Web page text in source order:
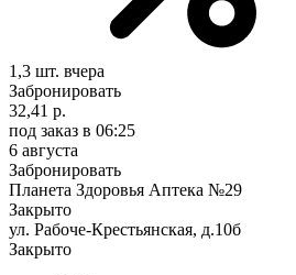
1,3 шт. вчера
Забронировать
32,41 р.
под заказ в 06:25
6 августа
Забронировать
Планета Здоровья Аптека №29
Закрыто
ул. Рабоче-Крестьянская, д.10б
Закрыто